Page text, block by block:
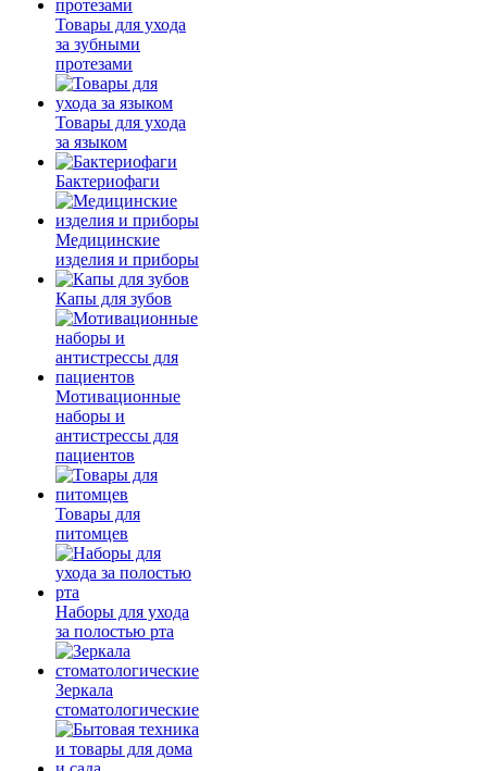
Товары для ухода
за зубными
протезами
Товары для ухода
за языком
Бактериофаги
Медицинские
изделия и приборы
Капы для зубов
Мотивационные
наборы и
антистрессы для
пациентов
Товары для
питомцев
Наборы для ухода
за полостью рта
Зеркала
стоматологические